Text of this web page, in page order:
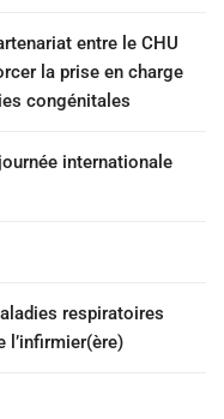
entre le CHU
la prise en charge
congénitales
internationale
respiratoires
l’infirmier(ère)